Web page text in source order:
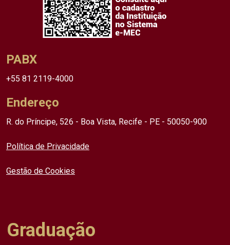
PABX
+55 81 2119-4000
Endereço
R. do Príncipe, 526 - Boa Vista, Recife - PE - 50050-900
Política de Privacidade
Gestão de Cookies
Graduação